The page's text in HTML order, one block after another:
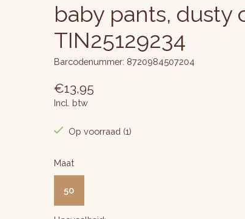
baby pants, dusty
TIN25129234
Barcodenummer: 8720984507204
€13,95
Incl. btw
Op voorraad (1)
Maat
50